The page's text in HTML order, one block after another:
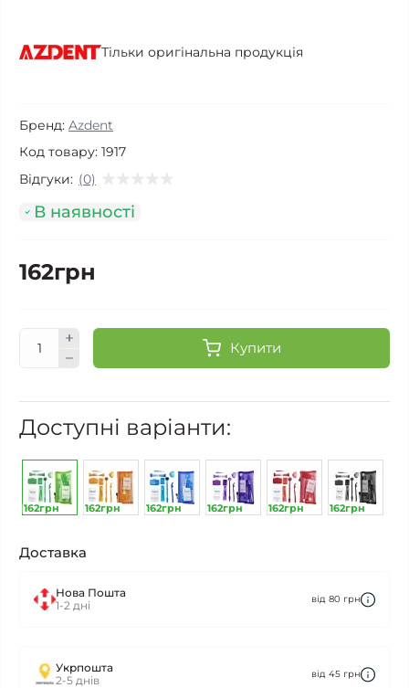
Тільки оригінальна продукція
Бренд: Azdent
Код товару: 1917
Відгуки: (0)
В наявності
162грн
Купити
Доступні варіанти:
162грн 162грн 162грн 162грн 162грн 162грн
Доставка
Нова Пошта
1-2 дні
від 80 грн
Укрпошта
2-5 днів
від 45 грн